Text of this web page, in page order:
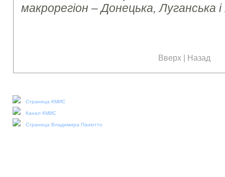
макрорегіон – Донецька, Луганська
Вверх | Назад
Страница КМИС
Канал КМИС
Страница Владимира Паніотто